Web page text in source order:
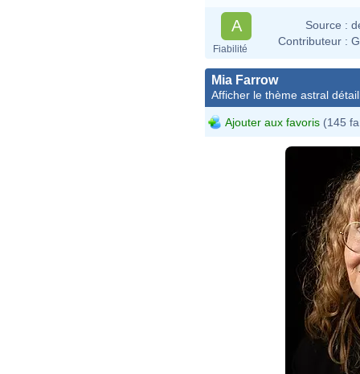
A
Fiabilité
Source :
Contributeur :
Mia Farrow
Afficher le thème astral
Ajouter aux favoris (145